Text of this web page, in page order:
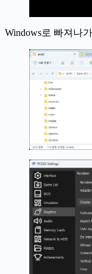
Windows로 빠져나